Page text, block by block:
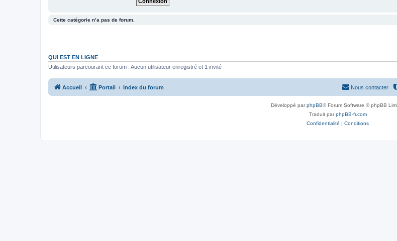
Cette catégorie n’a pas de forum.
QUI EST EN LIGNE
Utilisateurs parcourant ce forum : Aucun utilisateur enregistré et 1 invité
Accueil Portail Index du forum Nous contacter
Développé parphpBB® Forum Software © phpBB
Traduit parphpBB-fr.com
Confidentialité | Conditions